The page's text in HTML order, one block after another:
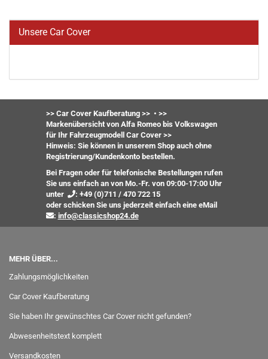
Unsere Car Cover
>> Car Cover Kaufberatung >> • >>
Markenübersicht von Alfa Romeo bis Volkswagen
für Ihr Fahrzeugmodell Car Cover >>
Hinweis: Sie können in unserem Shop auch ohne
Registrierung/Kundenkonto bestellen.
Bei Fragen oder für telefonische Bestellungen rufen
Sie uns einfach an von Mo.-Fr. von 09:00-17:00 Uhr
unter
: +49 (0)711 / 470 722 15
oderschicken Sie uns jederzeit einfach eine eMail
: info@classicshop24.de
MEHR ÜBER...
Zahlungsmöglichkeiten
Car Cover Kaufberatung
Sie haben Ihr gewünschtes Car Cover nicht gefunden?
Abwesenheitstext komplett
Versandkosten